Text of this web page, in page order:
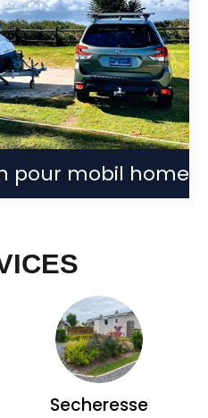
pour mobil home
Secheresse